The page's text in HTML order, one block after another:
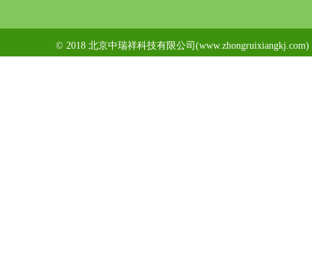
© 2018 北京中瑞祥科技有限公司